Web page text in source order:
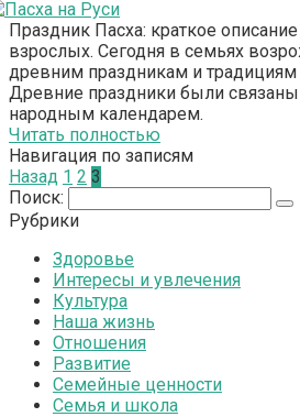
Праздник Пасха: краткое
взрослых. Сегодня в семьях
древним праздникам и традициям
Древние праздники были
народным календарем.
Читать полностью
Навигация по записям
Назад 1 2 3
Поиск:
Рубрики
Здоровье
Интересы и увлечения
Культура
Наша жизнь
Отношения
Развитие
Семейные ценности
Семья и школа